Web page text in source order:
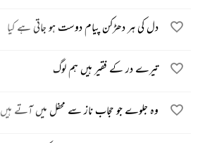
دل کی ہر دھڑکن پیام دوست ہو جاتی ہے کیا
تیرے در کے فقیر ہیں ہم لوگ
وہ جلوے جو حجاب ناز سے محفل میں آتے ہیں